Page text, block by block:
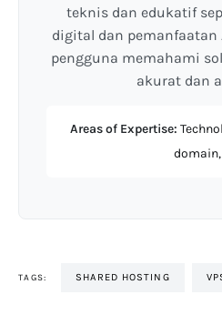
teknis dan edukatif
digital dan
pengguna memahami
akurat dan
Areas of Expertise:
domain,
TAGS: SHARED HOSTING